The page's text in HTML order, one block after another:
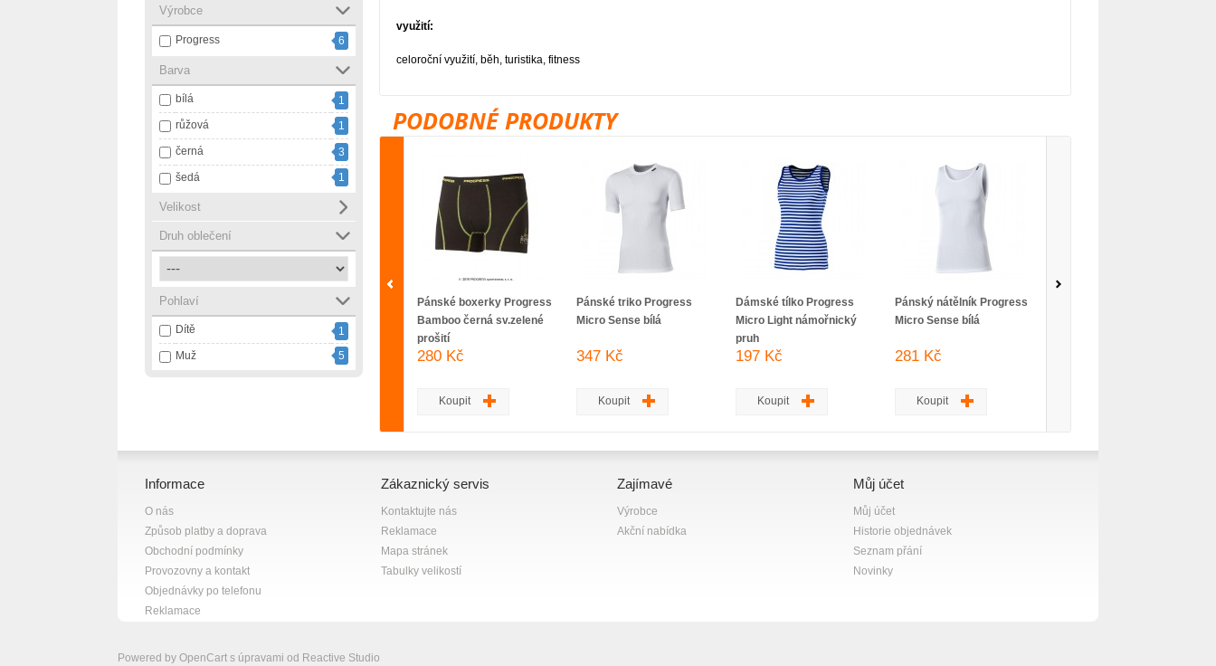
Výrobce
Progress 6
Barva
bílá
1
růžová
1
černá
3
šedá
1
Velikost
Druh oblečení
Pohlaví
Dítě
1
Muž
5
využití:
celoroční využití, běh, turistika, fitness
PODOBNÉ PRODUKTY
Pánské boxerky Progress
Bamboo černá sv.zelené
prošití
280 Kč
Koupit
Pánské triko Progress
Micro Sense bílá
347 Kč
Koupit
Dámské tílko Progress
Micro Light námořnický
pruh
197 Kč
Koupit
Pánský nátělník Progress
Micro Sense bílá
281 Kč
Koupit
Informace
O nás
Způsob platby a doprava
Obchodní podmínky
Provozovny a kontakt
Objednávky po telefonu
Reklamace
Zákaznický servis
Kontaktujte nás
Reklamace
Mapa stránek
Tabulky velikostí
Zajímavé
Výrobce
Akční nabídka
Můj účet
Můj účet
Historie objednávek
Seznam přání
Novinky
Powered by OpenCart s úpravami od Reactive Studio